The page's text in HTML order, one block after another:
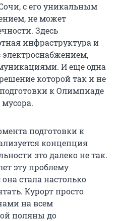
с его уникальным
не может
Здесь
инфраструктура и
И еще одна
которой так и не
к Олимпиаде
подготовки к
концепция
это далеко не так.
эту проблему
стала настолько
Курорт просто
на всем
поляны до